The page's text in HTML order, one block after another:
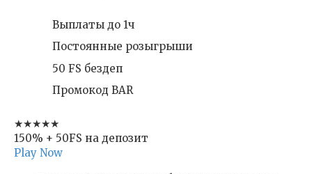
Выплаты до 1ч
Постоянные розыгрыши
50 FS бездеп
Промокод BAR
★★★★★
150% + 50FS на депозит
Play Now